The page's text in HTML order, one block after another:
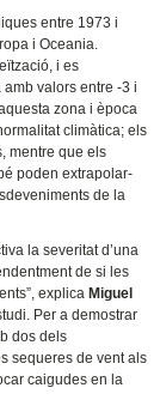
entre 1973 i
i Oceania.
i es
valors entre -3 i
zona i època
climàtica; els
mentre que els
poden extrapolar-
de la
la severitat d’una
de si les
explica Miguel
Per a demostrar
dos dels
sequeres de vent als
caigudes en la